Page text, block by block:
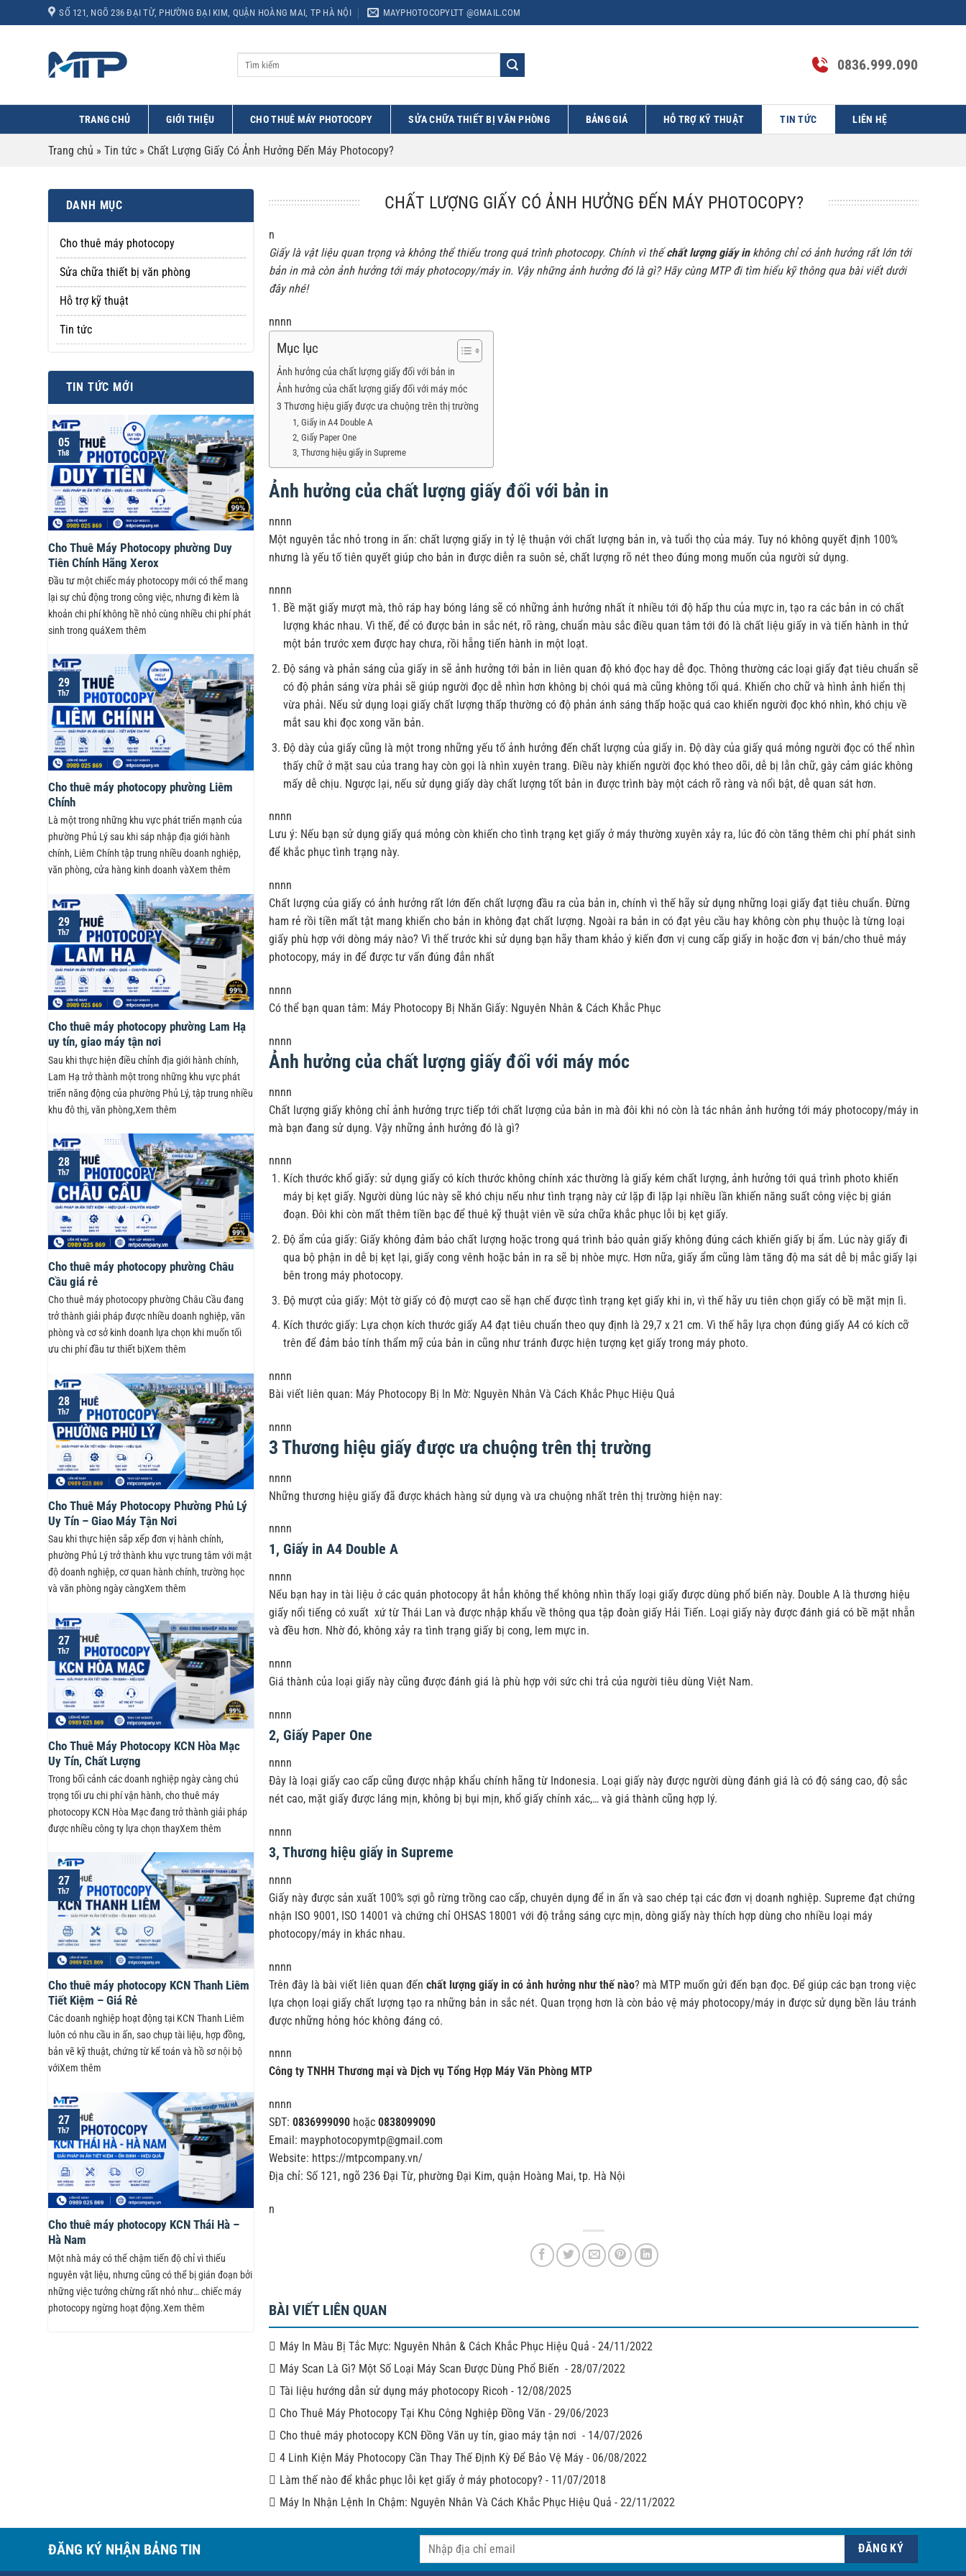
qua
SỐ 121, NGÕ 236 ĐẠI TỪ, PHƯỜNG ĐẠI KIM, QUẬN HOÀNG MAI, TP HÀ NỘI MAYPHOTOCOPYLTT @GMAIL.COM
0836.999.090
TRANG CHỦ GIỚI THIỆU CHO THUÊ MÁY PHOTOCOPY SỬA CHỮA THIẾT BỊ VĂN PHÒNG BẢNG GIÁ HỖ TRỢ KỸ THUẬT TIN TỨC LIÊN HỆ
Trang chủ » Tin tức » Chất Lượng Giấy Có Ảnh Hưởng Đến Máy Photocopy?
DANH MỤC
Cho thuê máy photocopy
Sửa chữa thiết bị văn phòng
Hỗ trợ kỹ thuật
Tin tức
TIN TỨC MỚI
Cho Thuê Máy Photocopy phường Duy
Tiên Chính Hãng Xerox
Đầu tư một chiếc máy photocopy mới có thể mang
lại sự chủ động trong công việc, nhưng đi kèm là
khoản chi phí không hề nhỏ cùng nhiều chi phí phát
sinh trong quáXem thêm
05
Th8
Cho thuê máy photocopy phường Liêm
Chính
Là một trong những khu vực phát triển mạnh của
phường Phủ Lý sau khi sáp nhập địa giới hành
chính, Liêm Chính tập trung nhiều doanh nghiệp,
văn phòng, cửa hàng kinh doanh vàXem thêm
29
Th7
Cho thuê máy photocopy phường Lam Hạ
uy tín, giao máy tận nơi
Sau khi thực hiện điều chỉnh địa giới hành chính,
Lam Hạ trở thành một trong những khu vực phát
triển năng động của phường Phủ Lý, tập trung nhiều
khu đô thị, văn phòng,Xem thêm
29
Th7
Cho thuê máy photocopy phường Châu
Cầu giá rẻ
Cho thuê máy photocopy phường Châu Cầu đang
trở thành giải pháp được nhiều doanh nghiệp, văn
phòng và cơ sở kinh doanh lựa chọn khi muốn tối
ưu chi phí đầu tư thiết bịXem thêm
28
Th7
Cho Thuê Máy Photocopy Phường Phủ Lý
Uy Tín – Giao Máy Tận Nơi
Sau khi thực hiện sắp xếp đơn vị hành chính,
phường Phủ Lý trở thành khu vực trung tâm với mật
độ doanh nghiệp, cơ quan hành chính, trường học
và văn phòng ngày càngXem thêm
28
Th7
Cho Thuê Máy Photocopy KCN Hòa Mạc
Uy Tín, Chất Lượng
Trong bối cảnh các doanh nghiệp ngày càng chú
trọng tối ưu chi phí vận hành, cho thuê máy
photocopy KCN Hòa Mạc đang trở thành giải pháp
được nhiều công ty lựa chọn thayXem thêm
27
Th7
Cho thuê máy photocopy KCN Thanh Liêm
Tiết Kiệm – Giá Rẻ
Các doanh nghiệp hoạt động tại KCN Thanh Liêm
luôn có nhu cầu in ấn, sao chụp tài liệu, hợp đồng,
bản vẽ kỹ thuật, chứng từ kế toán và hồ sơ nội bộ
vớiXem thêm
27
Th7
Cho thuê máy photocopy KCN Thái Hà –
Hà Nam
Một nhà máy có thể chậm tiến độ chỉ vì thiếu
nguyên vật liệu, nhưng cũng có thể bị gián đoạn bởi
những việc tưởng chừng rất nhỏ như… chiếc máy
photocopy ngừng hoạt động.Xem thêm
27
Th7
CHẤT LƯỢNG GIẤY CÓ ẢNH HƯỞNG ĐẾN MÁY PHOTOCOPY?
n
Giấy là vật liệu quan trọng và không thể thiếu trong quá trình photocopy. Chính vì thếchất lượng giấy inkhông chỉ có ảnh hưởng rất lớn tới
bản in mà còn ảnh hưởng tới máy photocopy/máy in. Vậy những ảnh hưởng đó là gì? Hãy cùng MTP đi tìm hiểu kỹ thông qua bài viết dưới
đây nhé!
nnnn
Mục lục
Ảnh hưởng của chất lượng giấy đối với bản in
Ảnh hưởng của chất lượng giấy đối với máy móc
3 Thương hiệu giấy được ưa chuộng trên thị trường
1, Giấy in A4 Double A
2, Giấy Paper One
3, Thương hiệu giấy in Supreme
Ảnh hưởng của chất lượng giấy đối với bản in
nnnn
Một nguyên tắc nhỏ trong in ấn: chất lượng giấy in tỷ lệ thuận với chất lượng bản in, và tuổi thọ của máy. Tuy nó không quyết định 100%
nhưng là yếu tố tiên quyết giúp cho bản in được diễn ra suôn sẻ, chất lượng rõ nét theo đúng mong muốn của người sử dụng.
nnnn
Bề mặt giấy mượt mà, thô ráp hay bóng láng sẽ có những ảnh hưởng nhất ít nhiều tới độ hấp thu của mực in, tạo ra các bản in có chất
lượng khác nhau. Vì thế, để có được bản in sắc nét, rõ ràng, chuẩn màu sắc điều quan tâm tới đó là chất liệu giấy in và tiến hành in thử
một bản trước xem được hay chưa, rồi hẵng tiến hành in một loạt.
Độ sáng và phản sáng của giấy in sẽ ảnh hưởng tới bản in liên quan độ khó đọc hay dễ đọc. Thông thường các loại giấy đạt tiêu chuẩn sẽ
có độ phản sáng vừa phải sẽ giúp người đọc dễ nhìn hơn không bị chói quá mà cũng không tối quá. Khiến cho chữ và hình ảnh hiển thị
vừa phải. Nếu sử dụng loại giấy chất lượng thấp thường có độ phản ánh sáng thấp hoặc quá cao khiến người đọc khó nhìn, khó chịu về
mắt sau khi đọc xong văn bản.
Độ dày của giấy cũng là một trong những yếu tố ảnh hưởng đến chất lượng của giấy in. Độ dày của giấy quá mỏng người đọc có thể nhìn
thấy chữ ở mặt sau của trang hay còn gọi là nhìn xuyên trang. Điều này khiến người đọc khó theo dõi, dễ bị lẫn chữ, gây cảm giác không
mấy dễ chịu. Ngược lại, nếu sử dụng giấy dày chất lượng tốt bản in được trình bày một cách rõ ràng và nổi bật, dễ quan sát hơn.
nnnn
Lưu ý: Nếu bạn sử dụng giấy quá mỏng còn khiến cho tình trạng kẹt giấy ở máy thường xuyên xảy ra, lúc đó còn tăng thêm chi phí phát sinh
để khắc phục tình trạng này.
nnnn
Chất lượng của giấy có ảnh hưởng rất lớn đến chất lượng đầu ra của bản in, chính vì thế hãy sử dụng những loại giấy đạt tiêu chuẩn. Đừng
ham rẻ rồi tiền mất tật mang khiến cho bản in không đạt chất lượng. Ngoài ra bản in có đạt yêu cầu hay không còn phụ thuộc là từng loại
giấy phù hợp với dòng máy nào? Vì thế trước khi sử dụng bạn hãy tham khảo ý kiến đơn vị cung cấp giấy in hoặc đơn vị bán/cho thuê máy
photocopy, máy in để được tư vấn đúng đắn nhất
nnnn
Có thể bạn quan tâm: Máy Photocopy Bị Nhăn Giấy: Nguyên Nhân & Cách Khắc Phục
nnnn
Ảnh hưởng của chất lượng giấy đối với máy móc
nnnn
Chất lượng giấy không chỉ ảnh hưởng trực tiếp tới chất lượng của bản in mà đôi khi nó còn là tác nhân ảnh hưởng tới máy photocopy/máy in
mà bạn đang sử dụng. Vậy những ảnh hưởng đó là gì?
nnnn
Kích thước khổ giấy: sử dụng giấy có kích thước không chính xác thường là giấy kém chất lượng, ảnh hưởng tới quá trình photo khiến
máy bị kẹt giấy. Người dùng lúc này sẽ khó chịu nếu như tình trạng này cứ lặp đi lặp lại nhiều lần khiến năng suất công việc bị gián
đoạn. Đôi khi còn mất thêm tiền bạc để thuê kỹ thuật viên về sửa chữa khắc phục lỗi bị kẹt giấy.
Độ ẩm của giấy: Giấy không đảm bảo chất lượng hoặc trong quá trình bảo quản giấy không đúng cách khiến giấy bị ẩm. Lúc này giấy đi
qua bộ phận in dễ bị kẹt lại, giấy cong vênh hoặc bản in ra sẽ bị nhòe mực. Hơn nữa, giấy ẩm cũng làm tăng độ ma sát dễ bị mắc giấy lại
bên trong máy photocopy.
Độ mượt của giấy: Một tờ giấy có độ mượt cao sẽ hạn chế được tình trạng kẹt giấy khi in, vì thế hãy ưu tiên chọn giấy có bề mặt mịn lì.
Kích thước giấy: Lựa chọn kích thước giấy A4 đạt tiêu chuẩn theo quy định là 29,7 x 21 cm. Vì thế hãy lựa chọn đúng giấy A4 có kích cỡ
trên để đảm bảo tính thẩm mỹ của bản in cũng như tránh được hiện tượng kẹt giấy trong máy photo.
nnnn
Bài viết liên quan: Máy Photocopy Bị In Mờ: Nguyên Nhân Và Cách Khắc Phục Hiệu Quả
nnnn
3 Thương hiệu giấy được ưa chuộng trên thị trường
nnnn
Những thương hiệu giấy đã được khách hàng sử dụng và ưa chuộng nhất trên thị trường hiện nay:
nnnn
1, Giấy in A4 Double A
nnnn
Nếu bạn hay in tài liệu ở các quán photocopy ắt hẳn không thể không nhìn thấy loại giấy được dùng phổ biến này. Double A là thương hiệu
giấy nổi tiếng có xuất xứ từ Thái Lan và được nhập khẩu về thông qua tập đoàn giấy Hải Tiến. Loại giấy này được đánh giá có bề mặt nhẵn
và đều hơn. Nhờ đó, không xảy ra tình trạng giấy bị cong, lem mực in.
nnnn
Giá thành của loại giấy này cũng được đánh giá là phù hợp với sức chi trả của người tiêu dùng Việt Nam.
nnnn
2, Giấy Paper One
nnnn
Đây là loại giấy cao cấp cũng được nhập khẩu chính hãng từ Indonesia. Loại giấy này được người dùng đánh giá là có độ sáng cao, độ sắc
nét cao, mặt giấy được láng mịn, không bị bụi mịn, khổ giấy chính xác,… và giá thành cũng hợp lý.
nnnn
3, Thương hiệu giấy in Supreme
nnnn
Giấy này được sản xuất 100% sợi gỗ rừng trồng cao cấp, chuyên dụng để in ấn và sao chép tại các đơn vị doanh nghiệp. Supreme đạt chứng
nhận ISO 9001, ISO 14001 và chứng chỉ OHSAS 18001 với độ trắng sáng cực mịn, dòng giấy này thích hợp dùng cho nhiều loại máy
photocopy/máy in khác nhau.
nnnn
Trên đây là bài viết liên quan đến chất lượng giấy in có ảnh hưởng như thế nào? mà MTP muốn gửi đến bạn đọc. Để giúp các bạn trong việc
lựa chọn loại giấy chất lượng tạo ra những bản in sắc nét. Quan trọng hơn là còn bảo vệ máy photocopy/máy in được sử dụng bền lâu tránh
được những hỏng hóc không đáng có.
nnnn
Công ty TNHH Thương mại và Dịch vụ Tổng Hợp Máy Văn Phòng MTP
nnnn
SĐT: 0836999090hoặc 0838099090
Email: mayphotocopymtp@gmail.com
Website: https://mtpcompany.vn/
Địa chỉ: Số 121, ngõ 236 Đại Từ, phường Đại Kim, quận Hoàng Mai, tp. Hà Nội
n
BÀI VIẾT LIÊN QUAN
Máy In Màu Bị Tắc Mực: Nguyên Nhân & Cách Khắc Phục Hiệu Quả - 24/11/2022
Máy Scan Là Gì? Một Số Loại Máy Scan Được Dùng Phổ Biến - 28/07/2022
Tài liệu hướng dẫn sử dụng máy photocopy Ricoh - 12/08/2025
Cho Thuê Máy Photocopy Tại Khu Công Nghiệp Đồng Văn - 29/06/2023
Cho thuê máy photocopy KCN Đồng Văn uy tín, giao máy tận nơi - 14/07/2026
4 Linh Kiện Máy Photocopy Cần Thay Thế Định Kỳ Để Bảo Vệ Máy- 06/08/2022
Làm thế nào để khắc phục lỗi kẹt giấy ở máy photocopy? - 11/07/2018
Máy In Nhận Lệnh In Chậm: Nguyên Nhân Và Cách Khắc Phục Hiệu Quả - 22/11/2022
ĐĂNG KÝ NHẬN BẢNG TIN